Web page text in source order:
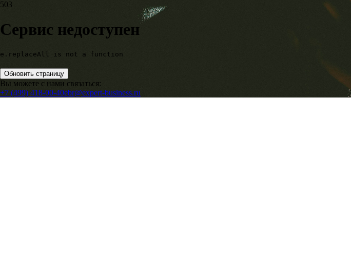
503
Сервис недоступен
e.replaceAll is not a function
Обновить страницу
Вы можете с нами связаться:
+7 (499) 418-00-40ebr@expert-business.ru